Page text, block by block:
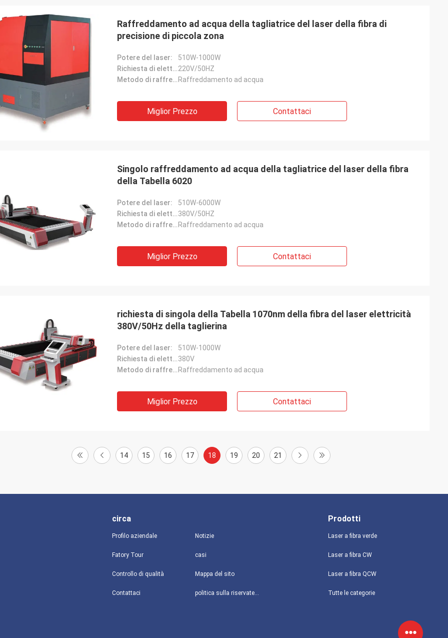
Raffreddamento ad acqua della tagliatrice del laser della fibra di
precisione di piccola zona
Potere del laser:
510W-1000W
Richiesta di elettricità:220V/50HZ
Metodo di raffreddamento: Raffreddamento ad acqua
Miglior Prezzo Contattaci
Singolo raffreddamento ad acqua della tagliatrice del laser della fibra
della Tabella 6020
Potere del laser:
510W-6000W
Richiesta di elettricità:380V/50HZ
Metodo di raffreddamento: Raffreddamento ad acqua
Miglior Prezzo Contattaci
richiesta di singola della Tabella 1070nm della fibra del laser elettricità
380V/50Hz della taglierina
Potere del laser:
510W-1000W
Richiesta di elettricità:380V
Metodo di raffreddamento: Raffreddamento ad acqua
Miglior Prezzo Contattaci
14 15 16 17 18 19 20 21
circa
Profilo aziendale
Fatory Tour
Controllo di qualità
Contattaci
Notizie
casi
Mappa del sito
politica sulla riservatezza
Prodotti
Laser a fibra verde
Laser a fibra CW
Laser a fibra QCW
Tutte le categorie